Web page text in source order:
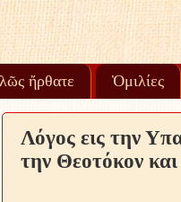
ἤρθατε Ὁμιλίες
Λόγος εις την
την Θεοτόκον